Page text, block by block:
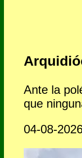
Ante la
que
04-08-